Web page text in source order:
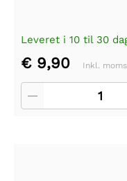
Leveret i 10 til 30
€ 9,90 Inkl. moms